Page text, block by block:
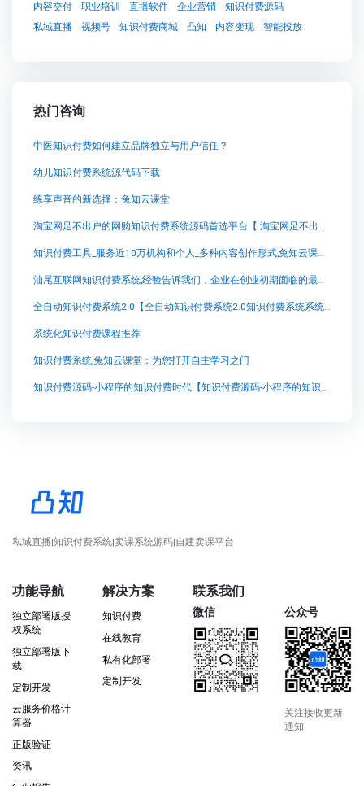
内容交付
职业培训 直播软件 企业营销
知识付费源码
私域直播
视频号 知识付费商城 凸知 内容变现 智能投放
热门咨询
中医知识付费如何建立品牌独立与用户信任？
幼儿知识付费系统源代码下载
练享声音的新选择：兔知云课堂
淘宝网足不出户的网购知识付费系统源码首选平台【 淘宝网足不出户的网购知识付费系统源码首选平台知识付费系统系统怎么制作，知识付费系统搭建使用教程】
知识付费工具_服务近10万机构和个人_多种内容创作形式,兔知云课堂：开启专业知识学习的新征程
汕尾互联网知识付费系统,经验告诉我们，企业在创业初期面临的最大挑战之一就是现金流。正如俗话所说，“缺利润公司未必会死，但是缺现金公司一定会死。”因此，在创业初期，创业者应当密切关注企业的现金状况，并制定相应的现金预算和监控表，以确保企业的正常运转。
全自动知识付费系统2.0【全自动知识付费系统2.0知识付费系统系统怎么制作，知识付费系统搭建使用教程】
系统化知识付费课程推荐
知识付费系统,兔知云课堂：为您打开自主学习之门
知识付费源码-小程序的知识付费时代【知识付费源码-小程序的知识付费时代知识付费系统系统怎么制作，知识付费系统搭建使用教程】
私域直播|知识付费系统|卖课系统源码|自建卖课平台
功能导航
独立部署版授
权系统
独立部署版下
载
定制开发
云服务价格计
算器
正版验证
资讯
解决方案
知识付费
在线教育
私有化部署
定制开发
联系我们
微信 公众号
关注接收更新
通知